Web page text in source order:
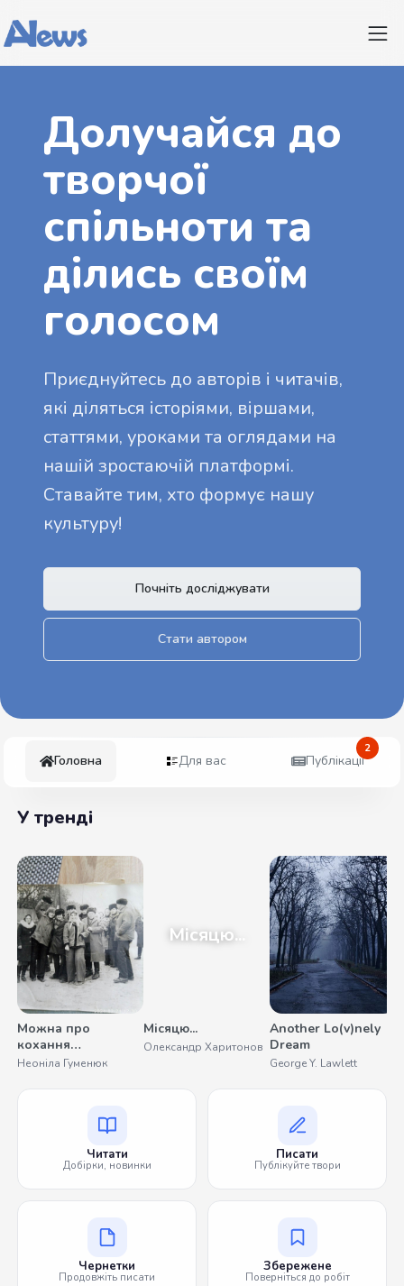
Долучайся до
творчої
спільноти та
ділись своїм
голосом
Приєднуйтесь до авторів і читачів,
які діляться історіями, віршами,
статтями, уроками та оглядами на
нашій зростаючій платформі.
Ставайте тим, хто формує нашу
культуру!
Почніть досліджувати
Стати автором
Головна Для вас Публікації
2
У тренді
Можна про
кохання
помовчати
Неоніла Гуменюк
Місяцю...
Місяцю...
Олександр Харитонов
Another Lo(v)nely
Dream
George Y. Lawlett
Читати
Добірки, новинки
Писати
Публікуйте твори
Чернетки
Продовжіть писати
Збережене
Поверніться до робіт